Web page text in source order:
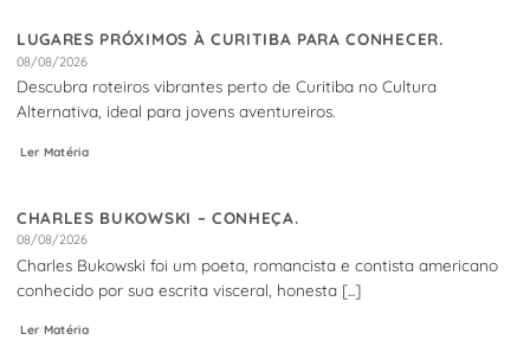
LUGARES PRÓXIMOS À CURITIBA PARA CONHECER.
08/08/2026
Descubra roteiros vibrantes perto de Curitiba no Cultura
Alternativa, ideal para jovens aventureiros.
Ler Matéria
CHARLES BUKOWSKI – CONHEÇA.
08/08/2026
Charles Bukowski foi um poeta, romancista e contista americano
conhecido por sua escrita visceral, honesta [...]
Ler Matéria